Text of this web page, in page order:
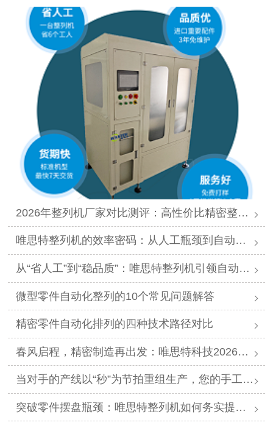
2026年整列机厂家对比测评：高性价比精密整列品牌推荐
唯思特整列机的效率密码：从人工瓶颈到自动化跨越
从“省人工”到“稳品质”：唯思特整列机引领自动化价值跃迁
微型零件自动化整列的10个常见问题解答
精密零件自动化排列的四种技术路径对比
春风启程，精密制造再出发：唯思特科技2026年春节后正式开工
当对手的产线以“秒”为节拍重组生产，您的手工摆盘环节是否已成为供应链响应赛跑中的“绊马索”？
突破零件摆盘瓶颈：唯思特整列机如何务实提升产线效能